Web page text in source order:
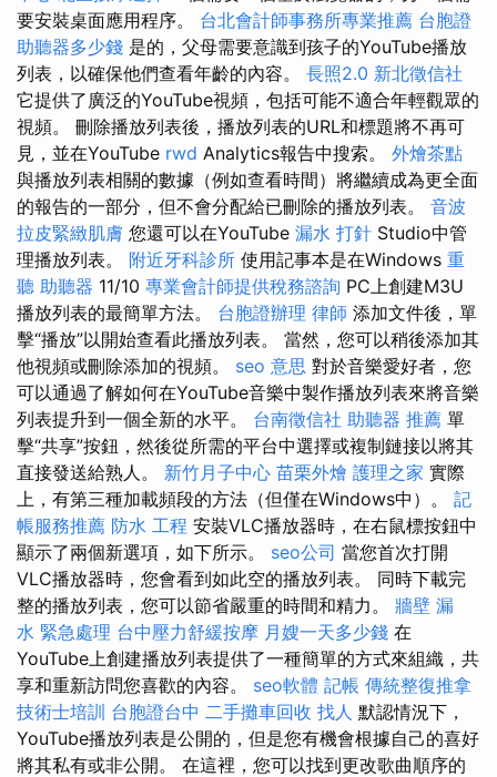
要安裝桌面應用程序。 台北會計師事務所專業推薦 台胞證
助聽器多少錢 是的，父母需要意識到孩子的YouTube播放
列表，以確保他們查看年齡的內容。 長照2.0 新北徵信社
它提供了廣泛的YouTube視頻，包括可能不適合年輕觀眾的
視頻。 刪除播放列表後，播放列表的URL和標題將不再可
見，並在YouTube rwd Analytics報告中搜索。 外燴茶點
與播放列表相關的數據（例如查看時間）將繼續成為更全面
的報告的一部分，但不會分配給已刪除的播放列表。 音波
拉皮緊緻肌膚 您還可以在YouTube 漏水 打針 Studio中管
理播放列表。 附近牙科診所 使用記事本是在Windows 重
聽 助聽器 11/10 專業會計師提供稅務諮詢 PC上創建M3U
播放列表的最簡單方法。 台胞證辦理 律師 添加文件後，單
擊“播放”以開始查看此播放列表。 當然，您可以稍後添加其
他視頻或刪除添加的視頻。 seo 意思 對於音樂愛好者，您
可以通過了解如何在YouTube音樂中製作播放列表來將音樂
列表提升到一個全新的水平。 台南徵信社 助聽器 推薦 單
擊“共享”按鈕，然後從所需的平台中選擇或複制鏈接以將其
直接發送給熟人。 新竹月子中心 苗栗外燴 護理之家 實際
上，有第三種加載頻段的方法（但僅在Windows中）。 記
帳服務推薦 防水 工程 安裝VLC播放器時，在右鼠標按鈕中
顯示了兩個新選項，如下所示。 seo公司 當您首次打開
VLC播放器時，您會看到如此空的播放列表。 同時下載完
整的播放列表，您可以節省嚴重的時間和精力。 牆壁 漏
水 緊急處理 台中壓力舒緩按摩 月嫂一天多少錢 在
YouTube上創建播放列表提供了一種簡單的方式來組織，共
享和重新訪問您喜歡的內容。 seo軟體 記帳 傳統整復推拿
技術士培訓 台胞證台中 二手攤車回收 找人 默認情況下，
YouTube播放列表是公開的，但是您有機會根據自己的喜好
將其私有或非公開。 在這裡，您可以找到更改歌曲順序的